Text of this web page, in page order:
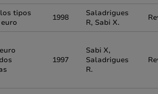
tipos
1998
Saladrigues
R, Sabi X.
1997
Sabi X,
Saladrigues
R.